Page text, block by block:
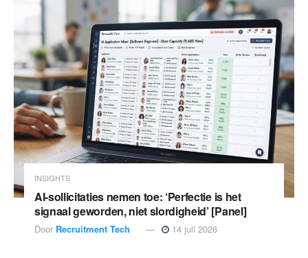
INSIGHTS
AI-sollicitaties nemen toe: ‘Perfectie is het
signaal geworden, niet slordigheid’ [Panel]
Door Recruitment Tech 14 juli 2026